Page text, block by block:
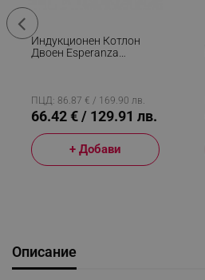
Индукционен Котлон
Двоен Esperanza
ПЦД: 86.87 € / 169.90 лв.
66.42 € / 129.91 лв.
+ Добави
Описание